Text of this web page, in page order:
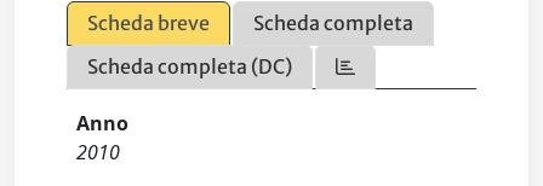
Scheda breve
Scheda completa
Scheda completa (DC)
Anno
2010